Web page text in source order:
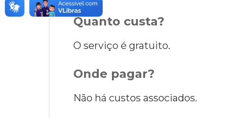
Quanto custa?
O serviço é gratuito.
Onde pagar?
Não há custos associados.